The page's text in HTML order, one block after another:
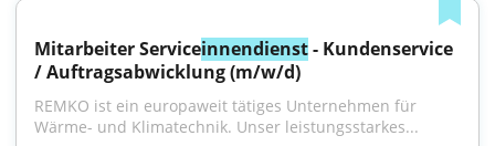
Mitarbeiter Serviceinnendienst - Kundenservice
/ Auftragsabwicklung (m/w/d)
REMKO ist ein europaweit tätiges Unternehmen für
Wärme- und Klimatechnik. Unser leistungsstarkes...